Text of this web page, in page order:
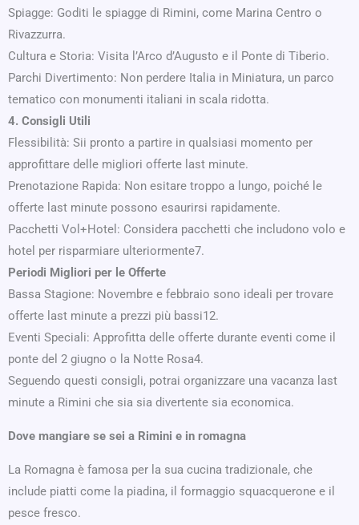
Spiagge: Goditi le spiagge di Rimini, come Marina Centro o
Rivazzurra.
Cultura e Storia: Visita l’Arco d’Augusto e il Ponte di Tiberio.
Parchi Divertimento: Non perdere Italia in Miniatura, un parco
tematico con monumenti italiani in scala ridotta.
4. Consigli Utili
Flessibilità: Sii pronto a partire in qualsiasi momento per
approfittare delle migliori offerte last minute.
Prenotazione Rapida: Non esitare troppo a lungo, poiché le
offerte last minute possono esaurirsi rapidamente.
Pacchetti Vol+Hotel: Considera pacchetti che includono volo e
hotel per risparmiare ulteriormente7.
Periodi Migliori per le Offerte
Bassa Stagione: Novembre e febbraio sono ideali per trovare
offerte last minute a prezzi più bassi12.
Eventi Speciali: Approfitta delle offerte durante eventi come il
ponte del 2 giugno o la Notte Rosa4.
Seguendo questi consigli, potrai organizzare una vacanza last
minute a Rimini che sia sia divertente sia economica.
Dove mangiare se sei a Rimini e in romagna
La Romagna è famosa per la sua cucina tradizionale, che
include piatti come la piadina, il formaggio squacquerone e il
pesce fresco.